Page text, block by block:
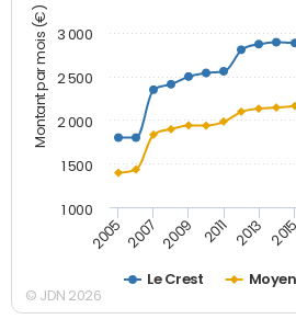
Montant par mois (€)
Le Crest
2005 2007 2009 2011 2013 2015
1 000
1 500
2 000
2 500
3 000
© JDN 2026